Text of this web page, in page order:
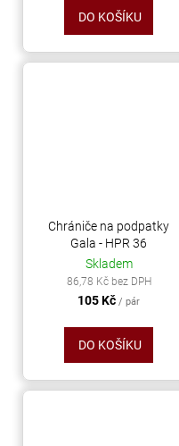
DO KOŠÍKU
Chrániče na podpatky
Gala - HPR 36
Skladem
86,78 Kč bez DPH
105 Kč / pár
DO KOŠÍKU